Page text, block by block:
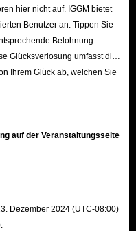
before Jun. 19)
officially announced, but a
Bowl event suggest that
possible candidates include:
hier nicht auf. IGGM bietet
Benutzer an. Tippen Sie
Belohnung
Glücksverlosung umfasst die
Ihrem Glück ab, welchen Sie
auf der Veranstaltungsseite
Dezember 2024 (UTC-08:00)